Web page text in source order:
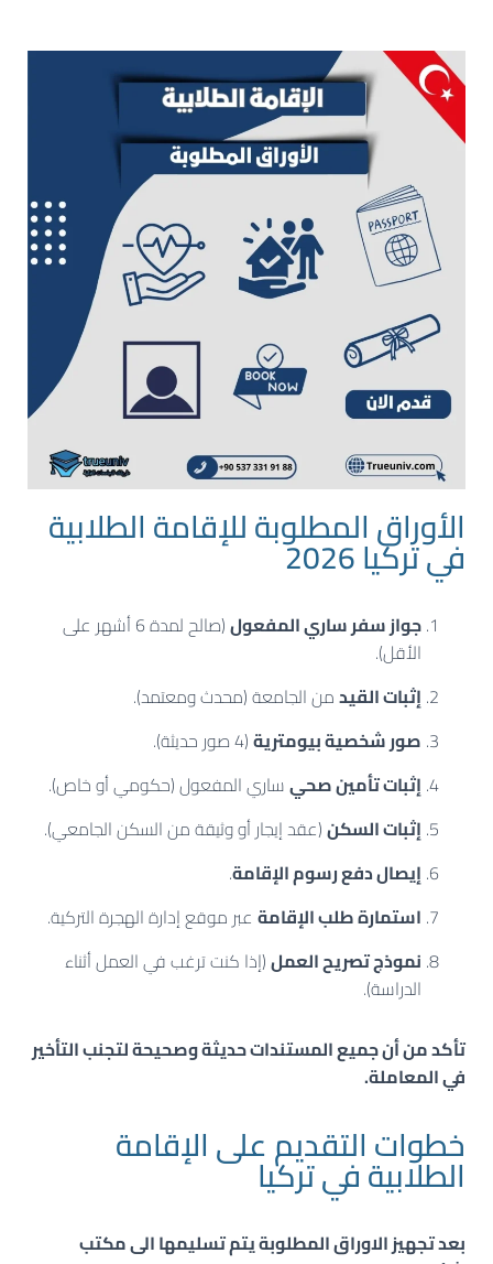
الأوراق المطلوبة للإقامة الطلابية
في تركيا 2026
جواز سفر ساري المفعول
(صالح لمدة 6 أشهر على
الأقل).
إثبات القيدمن الجامعة (محدث ومعتمد).
صور شخصية بيومترية(4 صور حديثة).
إثبات تأمين صحيساري المفعول (حكومي أو خاص).
إثبات السكن(عقد إيجار أو وثيقة من السكن الجامعي).
إيصال دفع رسوم الإقامة.
استمارة طلب الإقامة عبر موقع إدارة الهجرة التركية.
نموذج تصريح العمل(إذا كنت ترغب في العمل أثناء
الدراسة).
تأكد من أن جميع المستندات حديثة وصحيحة لتجنب التأخير
في المعاملة.
خطوات التقديم على الإقامة
الطلابية في تركيا
بعد تجهيز الاوراق المطلوبة يتم تسليمها الى مكتب